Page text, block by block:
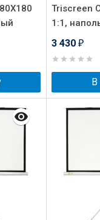
Triscreen
1:1,
3 430 ₽
В